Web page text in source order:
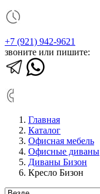
+7 (921) 942-9621
звоните или пишите:
Главная
Каталог
Офисная мебель
Офисные диваны
Диваны Бизон
Кресло Бизон